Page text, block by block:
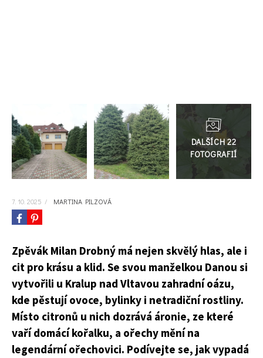
do
galerie
7. 10. 2025 / MARTINA PILZOVÁ
Zpěvák Milan Drobný má nejen skvělý hlas, ale i
cit pro krásu a klid. Se svou manželkou Danou si
vytvořili u Kralup nad Vltavou zahradní oázu,
kde pěstují ovoce, bylinky i netradiční rostliny.
Místo citronů u nich dozrává áronie, ze které
vaří domácí kořalku, a ořechy mění na
legendární ořechovici. Podívejte se, jak vypadá